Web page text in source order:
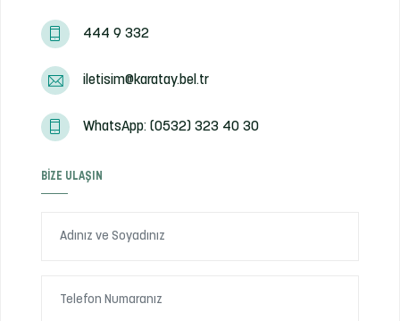
444 9 332
iletisim@karatay.bel.tr
WhatsApp: (0532) 323 40 30
BIZE ULAŞIN